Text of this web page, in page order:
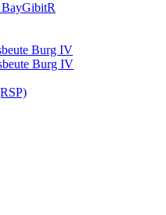
BayGibitR
Burg IV
Burg IV